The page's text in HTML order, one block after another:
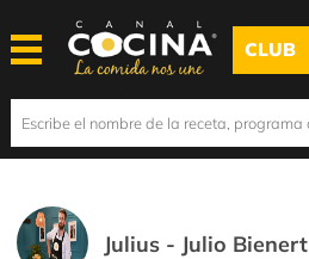
CLUB
Julius - Julio Bienert